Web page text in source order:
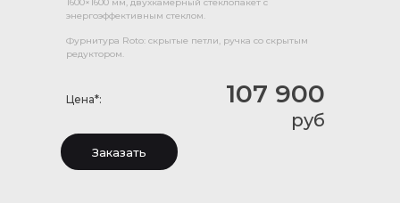
Цена*:
энергоэффективным стеклом.
Фурнитура Roto: скрытые петли, ручка со скрытым
редуктором.
107 900
руб
Заказать